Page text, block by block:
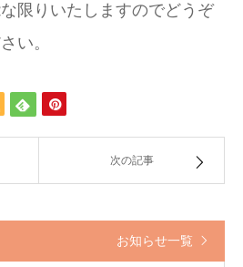
限りいたしますのでどうぞ
い。
次の記事
お知らせ一覧